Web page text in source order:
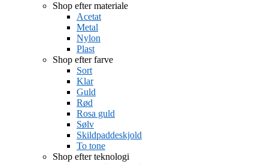
Shop efter materiale
Acetat
Metal
Nylon
Plast
Shop efter farve
Sort
Klar
Guld
Rød
Rosa guld
Sølv
Skildpaddeskjold
To tone
Shop efter teknologi